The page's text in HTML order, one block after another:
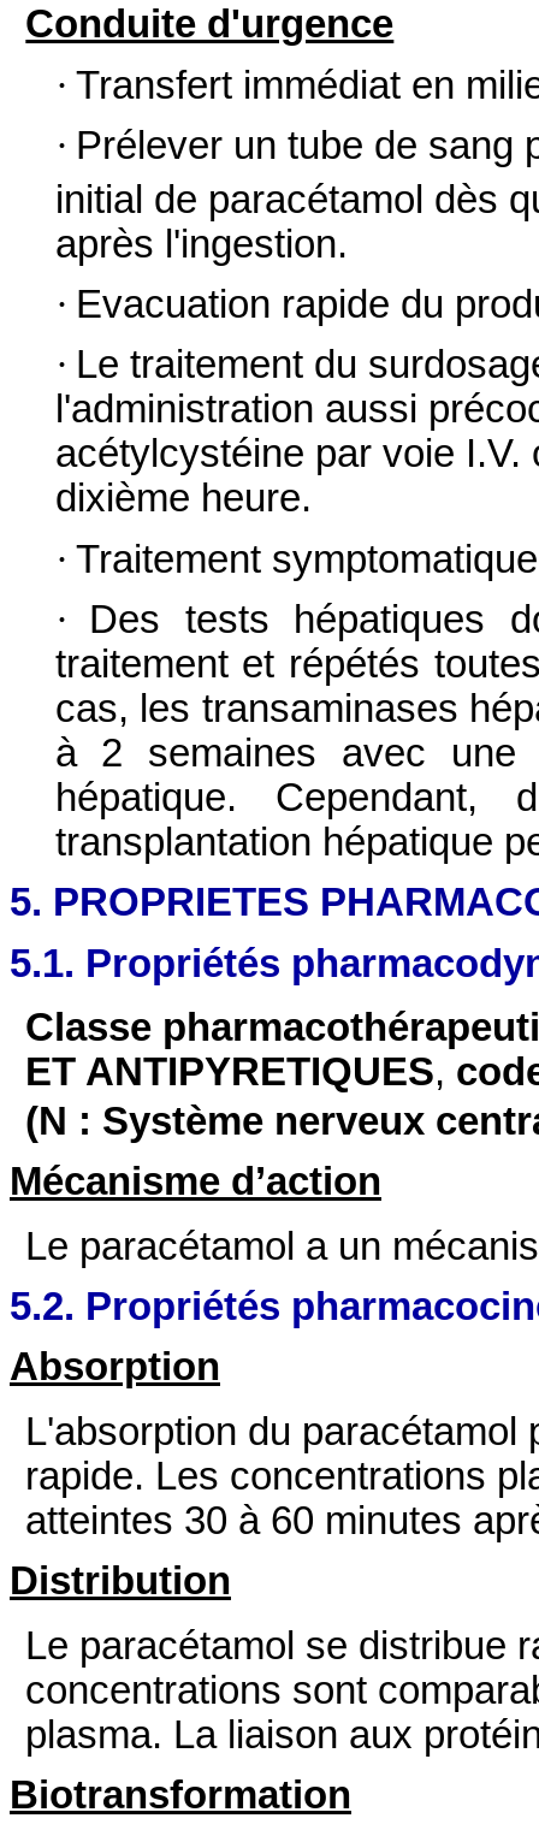
Conduite d'urgence
· Transfert immédiat en
· Prélever un tube de sang
initial de paracétamol dès
après l'ingestion.
· Evacuation rapide du
· Le traitement du
l'administration aussi
acétylcystéine par voie
dixième heure.
· Traitement
·
Des tests hépatiques
traitement et répétés
cas, les transaminases
à 2 semaines avec une
hépatique.
transplantation hépatique
5. PROPRIETES
5.1. Propriétés
Classe
ET ANTIPYRETIQUES,
(N : Système nerveux
Mécanisme d’action
Le paracétamol a un
5.2. Propriétés
Absorption
L'absorption du paracétamol
rapide. Les concentrations
atteintes 30 à 60 minutes
Distribution
Le paracétamol se distribue
concentrations sont
plasma. La liaison aux
Biotransformation